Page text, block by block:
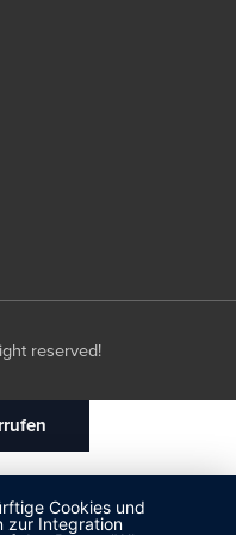
reserved!
Cookies und
zur Integration